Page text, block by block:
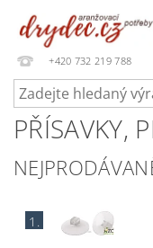
+420 732 219 788
PŘÍSAVKY,
1.